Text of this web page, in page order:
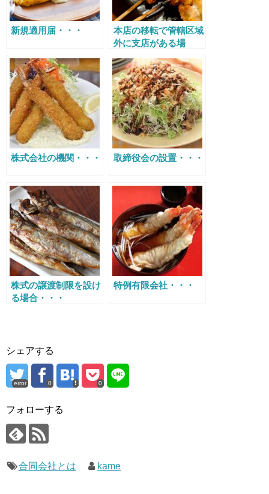
新規適用届・・・
本店の移転で管轄区域
外に支店がある場
株式会社の機関・・・ 取締役会の設置・・・
株式の譲渡制限を設け
る場合・・・
特例有限会社・・・
シェアする
error 0 0
フォローする
合同会社とは kame